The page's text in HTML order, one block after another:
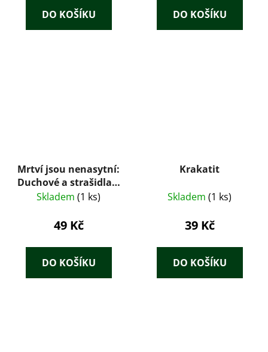
DO KOŠÍKU DO KOŠÍKU
Mrtví jsou nenasytní:
Duchové a strašidla v
německé povídce
Skladem (1 ks)
49 Kč
DO KOŠÍKU
Krakatit
Skladem (1 ks)
39 Kč
DO KOŠÍKU